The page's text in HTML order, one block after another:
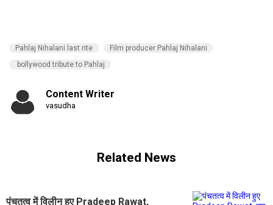
Pahlaj Nihalani last rite
Film producer Pahlaj Nihalani
bollywood tribute to Pahlaj
Content Writer
vasudha
Related News
पंचतत्व में विलीन हुए Pradeep Rawat,